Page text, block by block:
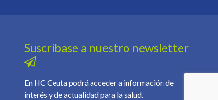
Suscríbase a nuestro newsletter
En HC Ceuta podrá acceder a información de
interés y de actualidad para la salud.